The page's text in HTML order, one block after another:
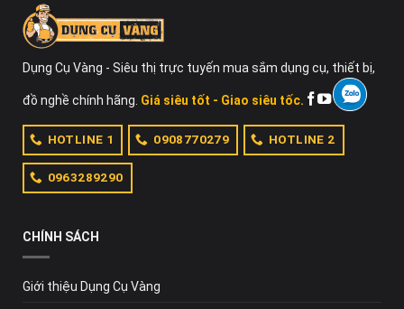
Dụng Cụ Vàng - Siêu thị trực tuyến mua sắm dụng cụ, thiết bị,
đồ nghề chính hãng. Giá siêu tốt - Giao siêu tốc.
HOTLINE 1 0908770279 HOTLINE 2
0963289290
CHÍNH SÁCH
Giới thiệu Dụng Cụ Vàng